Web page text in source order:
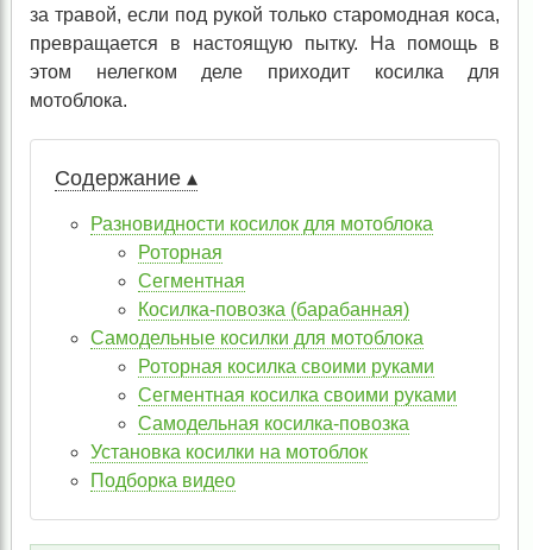
за травой, если под рукой только старомодная коса,
превращается в настоящую пытку. На помощь в
этом нелегком деле приходит косилка для
мотоблока.
Содержание ▴
Разновидности косилок для мотоблока
Роторная
Сегментная
Косилка-повозка (барабанная)
Самодельные косилки для мотоблока
Роторная косилка своими руками
Сегментная косилка своими руками
Самодельная косилка-повозка
Установка косилки на мотоблок
Подборка видео